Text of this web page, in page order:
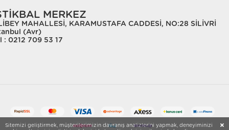
MERKEZ
MAHALLESİ, KARAMUSTAFA CADDESİ, NO:28 SİLİVRİ
(Avr)
: 0212 709 53 17
Sitemizi geliştirmek, müşterilerimizin davranış analizlerini yapmak, deneyiminizi